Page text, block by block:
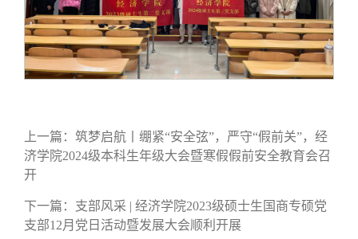
上一篇：筑梦启航丨绷紧“安全弦”，严守“假前关”，经
济学院2024级本科生年级大会暨寒假假前安全教育会召
开
下一篇： 支部风采 | 经济学院2023级硕士生国商专硕党
支部12月党日活动暨发展大会顺利开展